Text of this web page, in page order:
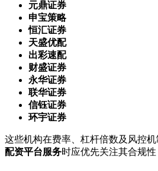
元鼎证券
申宝策略
恒汇证券
天盛优配
出彩速配
财盛证券
永华证券
联华证券
信钰证券
环宇证券
这些机构在费率、杠杆倍数及风控
配资平台服务时应优先关注其合规